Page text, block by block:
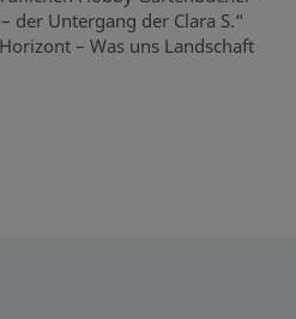
der Untergang der Clara S.“
– Was uns Landschaft